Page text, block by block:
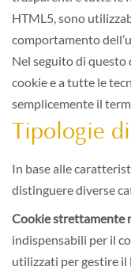
HTML5, sono
comportamento
Nel seguito di
cookie e a tutte le
semplicemente il
Tipologie
In base alle
distinguere diverse
Cookie strettamente
indispensabili per il
utilizzati per gestire il